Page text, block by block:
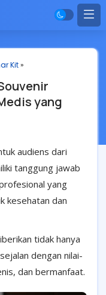
Kit»
yang
audiens dari
tanggung jawab
yang
kesehatan dan
tidak hanya
dengan nilai-
dan bermanfaat.